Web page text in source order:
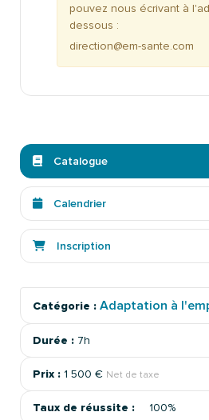
pouvez nous écrivant à
dessous :
direction@em-sante.com
Catalogue
Calendrier
Inscription
Catégorie : Adaptation à
Durée : 7h
Prix : 1 500 € Net de taxe
Taux de réussite : 100%